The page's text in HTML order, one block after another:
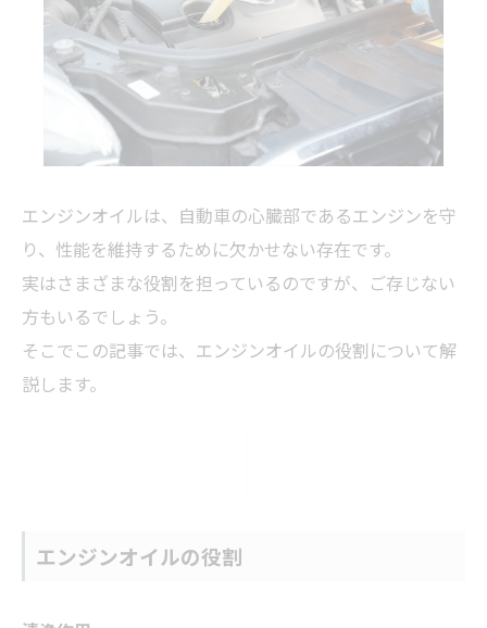
エンジンオイルは、自動車の心臓部であるエンジンを守
り、性能を維持するために欠かせない存在です。
実はさまざまな役割を担っているのですが、ご存じない
方もいるでしょう。
そこでこの記事では、エンジンオイルの役割について解
説します。
エンジンオイルの役割